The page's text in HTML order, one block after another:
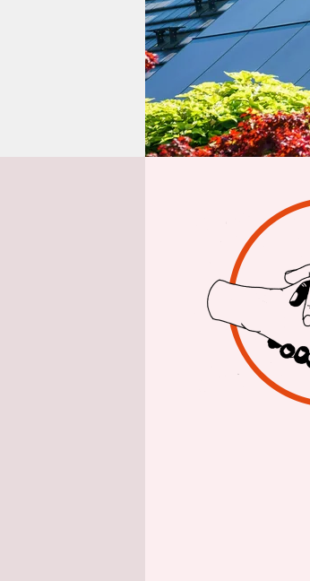
abo
genossenschaft
epaper login